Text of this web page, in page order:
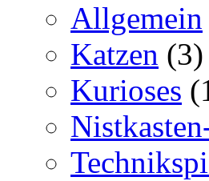
Allgemein
Katzen (3)
Kurioses